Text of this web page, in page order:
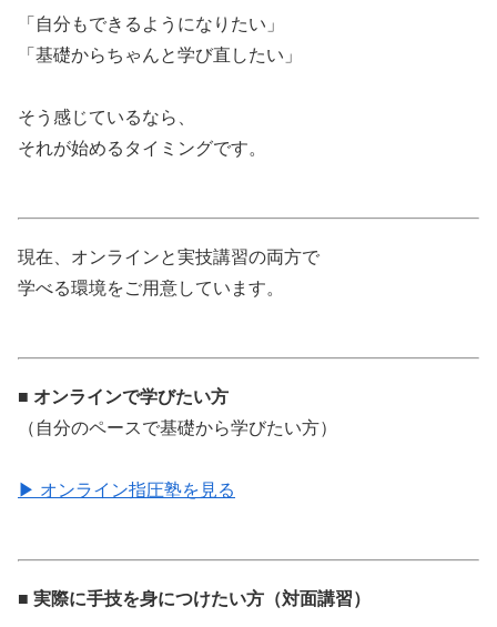
「自分もできるようになりたい」
「基礎からちゃんと学び直したい」
そう感じているなら、
それが始めるタイミングです。
現在、オンラインと実技講習の両方で
学べる環境をご用意しています。
■ オンラインで学びたい方
（自分のペースで基礎から学びたい方）
▶ オンライン指圧塾を見る
■ 実際に手技を身につけたい方（対面講習）